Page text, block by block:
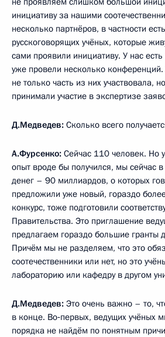
инициативу за нашими
несколько партнёров, в частности
русскоговорящих учёных, которые
сами проявили инициативу. У нас
уже провели несколько
не только часть из них участвовала,
принимали участие в экспертизе
Д.Медведев: Сколько всего
А.Фурсенко: Сейчас 110 человек. Но
опыт вроде бы получился, мы сейчас
денег – 90 миллиардов, о которых
предложили уже новый, гораздо
конкурс, тоже подготовили
Правительства. Это приглашение
предлагаем гораздо большие гранты
Причём мы не разделяем, что это
соотечественники или нет, но это
лабораторию или кафедру в другом
Д.Медведев: Это очень важно – то,
в конце. Во‑первых, ведущих учёных
порядка не найдём по понятным